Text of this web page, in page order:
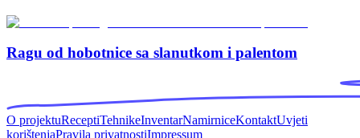
Ragu od hobotnice sa slanutkom i palentom
O projektuReceptiTehnikeInventarNamirniceKontaktUvjeti
korištenjaPravila privatnostiImpressum